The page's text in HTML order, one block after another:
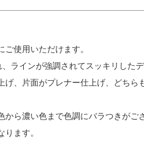
使用いただけます。
ラインが強調されてスッキリしたデ
げ、片面がプレナー仕上げ、どちら
ら濃い色まで色調にバラつきがご
ます。